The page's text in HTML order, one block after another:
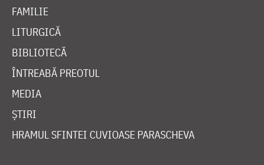
FAMILIE
LITURGICĂ
BIBLIOTECĂ
ÎNTREABĂ PREOTUL
MEDIA
ȘTIRI
HRAMUL SFINTEI CUVIOASE PARASCHEVA